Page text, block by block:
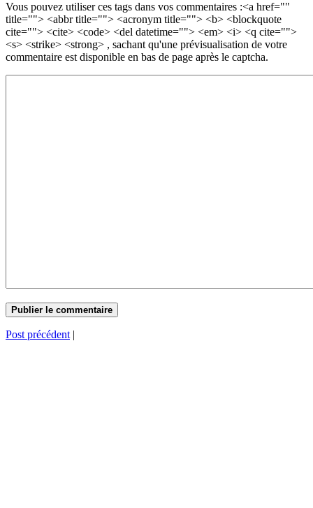
Vous pouvez utiliser ces tags dans vos commentaires :<a href=""
title=""> <abbr title=""> <acronym title=""> <b> <blockquote
cite=""> <cite> <code> <del datetime=""> <em> <i> <q cite="">
<s> <strike> <strong> , sachant qu'une prévisualisation de votre
commentaire est disponible en bas de page après le captcha.
Post précédent |